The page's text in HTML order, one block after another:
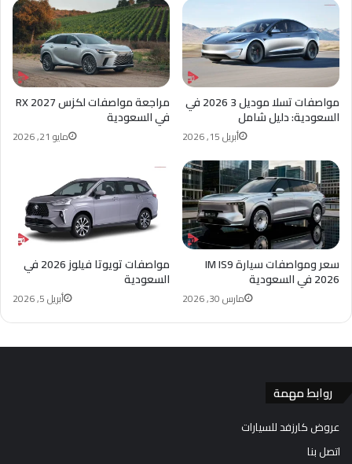
مراجعة مواصفات لكزس RX 2027
في السعودية
مايو 21, 2026
مواصفات تسلا موديل 3 2026 في
السعودية: دليل شامل
أبريل 15, 2026
مواصفات تويوتا فيلوز 2026 في
السعودية
أبريل 5, 2026
سعر ومواصفات سيارة IM IS9
2026 في السعودية
مارس 30, 2026
روابط مهمة
عروض كارزفد للسيارات
اتصل بنا